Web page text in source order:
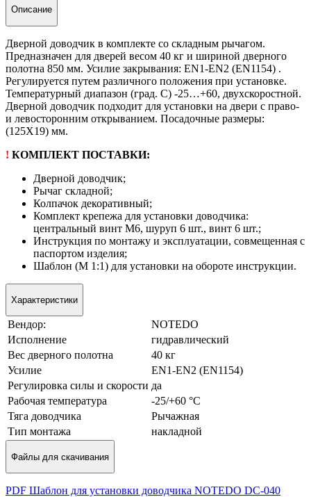
Описание
Дверной доводчик в комплекте со складным рычагом.
Предназначен для дверей весом 40 кг и шириной дверного
полотна 850 мм. Усилие закрывания: EN1-EN2 (EN1154) .
Регулируется путем различного положения при установке.
Температурный диапазон (град. С) -25…+60, двухскоростной.
Дверной доводчик подходит для установки на двери с право-
и левосторонним открыванием. Посадочные размеры:
(125Х19) мм.
! КОМПЛЕКТ ПОСТАВКИ:
Дверной доводчик;
Рычаг складной;
Колпачок декоративный;
Комплект крепежа для установки доводчика:
центральный винт М6, шуруп 6 шт., винт 6 шт.;
Инструкция по монтажу и эксплуатации, совмещенная с
паспортом изделия;
Шаблон (М 1:1) для установки на обороте инструкции.
Характеристики
Вендор:
NOTEDO
Исполнение
гидравлический
Вес дверного полотна
40 кг
Усилие
EN1-EN2 (EN1154)
Регулировка силы и скорости да
Рабочая температура
-25/+60 °С
Тяга доводчика
Рычажная
Tип мoнтaжa
нaклaднoй
Файлы для скачивания
PDF Шаблон для установки доводчика NOTEDO DC-040